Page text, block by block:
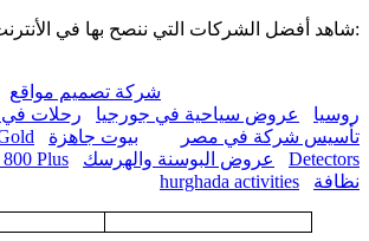
:شاهد أفضل الشركات التي ننصح بها في
شركة تصميم مواقع
روسيا
عروض سياحية في جورجيا رحلات في
تأسيس شركة في مصر
بيوت جاهزة
Detectors
عروض البوسنة والهرسك Plus
نظافة
hurghada activities